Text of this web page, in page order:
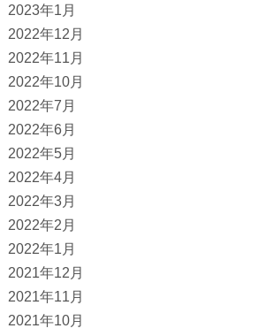
2023年1月
2022年12月
2022年11月
2022年10月
2022年7月
2022年6月
2022年5月
2022年4月
2022年3月
2022年2月
2022年1月
2021年12月
2021年11月
2021年10月